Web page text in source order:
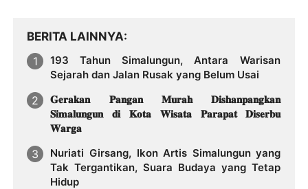
BERITA LAINNYA
193 Tahun Simalungun, Antara Warisan
Sejarah dan Jalan Rusak yang Belum Usai
𝐆𝐞𝐫𝐚𝐤𝐚𝐧 𝐏𝐚𝐧𝐠𝐚𝐧 𝐌𝐮𝐫𝐚𝐡 𝐃𝐢𝐬𝐡𝐚𝐧𝐩𝐚𝐧𝐠𝐤𝐚𝐧
𝐒𝐢𝐦𝐚𝐥𝐮𝐧𝐠𝐮𝐧 𝐝𝐢 𝐊𝐨𝐭𝐚 𝐖𝐢𝐬𝐚𝐭𝐚 𝐏𝐚𝐫𝐚𝐩𝐚𝐭 𝐃𝐢𝐬𝐞𝐫𝐛𝐮
𝐖𝐚𝐫𝐠𝐚
Nuriati Girsang, Ikon Artis Simalungun yang
Tak Tergantikan, Suara Budaya yang Tetap
Hidup